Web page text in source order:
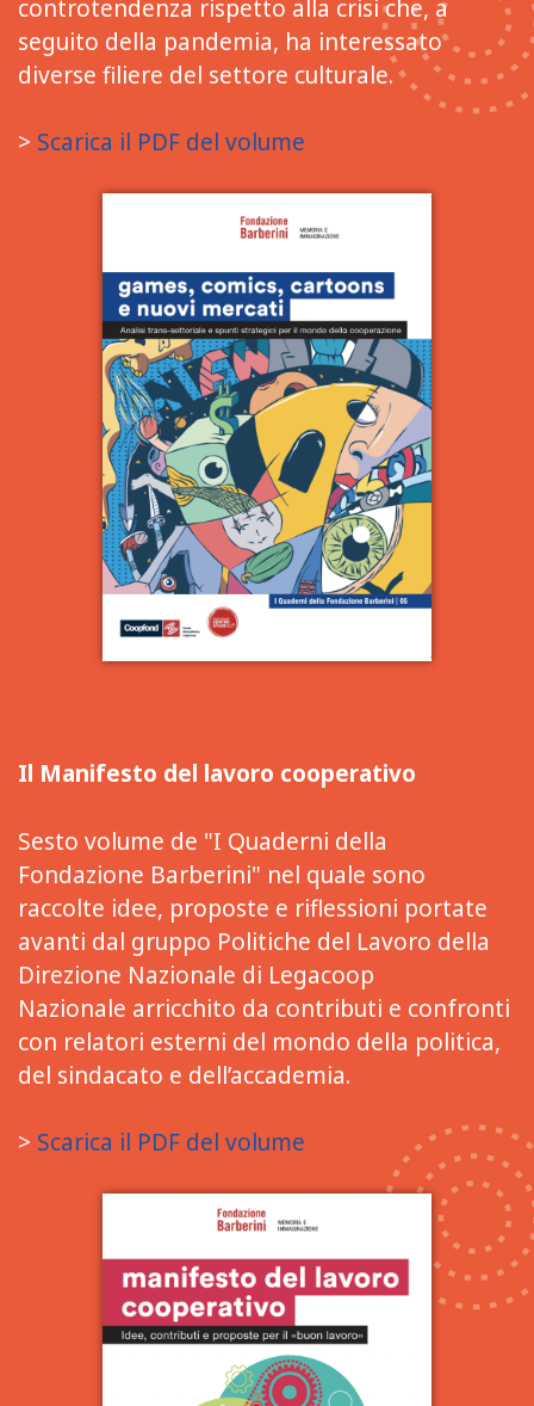
controtendenza rispetto alla crisi che, a
seguito della pandemia, ha interessato
diverse filiere del settore culturale.
> Scarica il PDF del volume
Il Manifesto del lavoro cooperativo
Sesto volume de "I Quaderni della
Fondazione Barberini" nel quale sono
raccolte idee, proposte e riflessioni portate
avanti dal gruppo Politiche del Lavoro della
Direzione Nazionale di Legacoop
Nazionale arricchito da contributi e confronti
con relatori esterni del mondo della politica,
del sindacato e dell’accademia.
> Scarica il PDF del volume